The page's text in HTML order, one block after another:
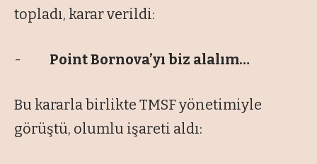
topladı, karar verildi:
- Point Bornova’yı biz alalım…
Bu kararla birlikte TMSF yönetimiyle
görüştü, olumlu işareti aldı: